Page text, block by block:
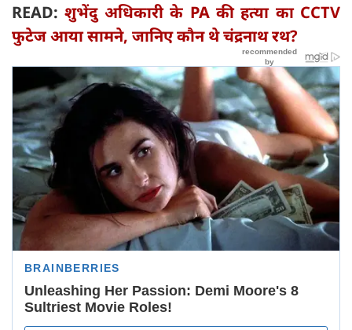
READ:शुभेंदु अधिकारी के PA की हत्या का CCTV
फुटेज आया सामने, जानिए कौन थे चंद्रनाथ रथ?